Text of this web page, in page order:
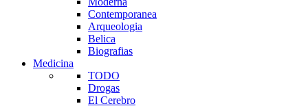
Contemporanea
Arqueologia
Belica
Biografias
Medicina
TODO
Drogas
El Cerebro